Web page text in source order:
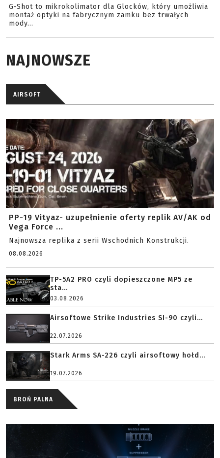
G-Shot to mikrokolimator dla Glocków, który umożliwia
montaż optyki na fabrycznym zamku bez trwałych
mody...
NAJNOWSZE
AIRSOFT
PP-19 Vityaz- uzupełnienie oferty replik AV/AK od
Vega Force ...
Najnowsza replika z serii Wschodnich Konstrukcji.
08.08.2026
TP-5A2 PRO czyli dopieszczone MP5 ze
sta...
03.08.2026
Airsoftowe Strike Industries SI-90 czyli...
22.07.2026
Stark Arms SA-226 czyli airsoftowy hołd...
19.07.2026
BROŃ PALNA